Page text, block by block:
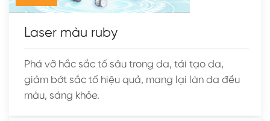
Laser màu ruby
Phá vỡ hắc sắc tố sâu trong da, tái tạo da,
giảm bớt sắc tố hiệu quả, mang lại làn da đều
màu, sáng khỏe.